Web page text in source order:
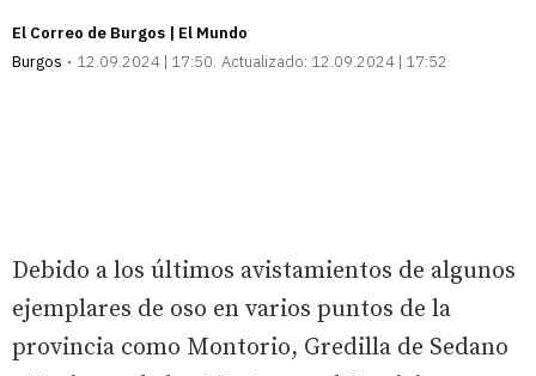
El Correo de Burgos | El Mundo
Burgos
12.09.2024 | 17:50 Actualizado: 12.09.2024 | 17:52
Debido a los últimos avistamientos de algunos
ejemplares de oso en varios puntos de la
provincia como Montorio, Gredilla de Sedano